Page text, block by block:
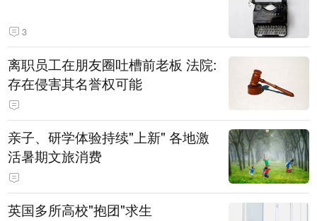
3
离职员工在朋友圈吐槽前老板 法院:
存在侵害其名誉权可能
亲子、研学体验持续"上新" 各地激
活暑期文旅消费
英国多所高校"抱团"求生